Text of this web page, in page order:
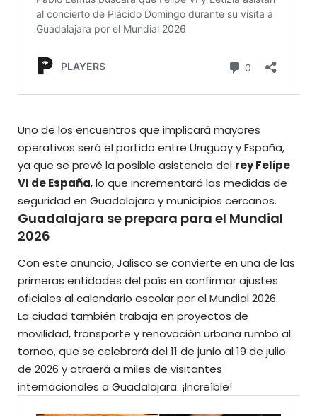
Uno de los encuentros que implicará mayores
operativos será el partido entre Uruguay y España,
ya que se prevé la posible asistencia del rey Felipe
VI de España, lo que incrementará las medidas de
seguridad en Guadalajara y municipios cercanos.
Guadalajara se prepara para el Mundial
2026
Con este anuncio, Jalisco se convierte en una de las
primeras entidades del país en confirmar ajustes
oficiales al calendario escolar por el Mundial 2026.
La ciudad también trabaja en proyectos de
movilidad, transporte y renovación urbana rumbo al
torneo, que se celebrará del 11 de junio al 19 de julio
de 2026 y atraerá a miles de visitantes
internacionales a Guadalajara. ¡Increíble!